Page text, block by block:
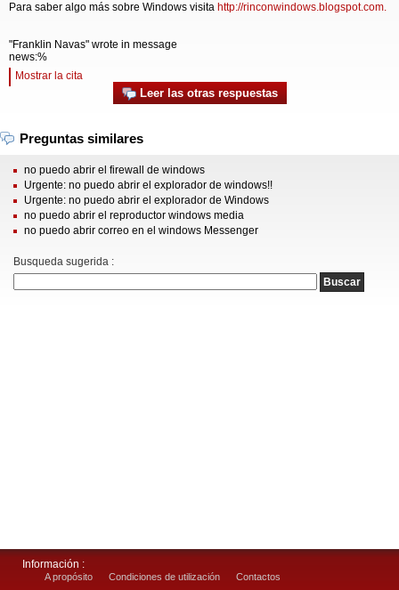
Para saber algo más sobre Windows visita http://rinconwindows.blogspot.com.
"Franklin Navas" wrote in message
news:%
Mostrar la cita
Leer las otras respuestas
Preguntas similares
no puedo abrir el firewall de windows
Urgente: no puedo abrir el explorador de windows!!
Urgente: no puedo abrir el explorador de Windows
no puedo abrir el reproductor windows media
no puedo abrir correo en el windows Messenger
Busqueda sugerida :
Información :
A propósito Condiciones de utilización Contactos